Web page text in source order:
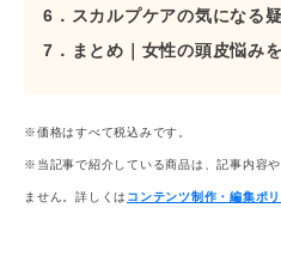
6．スカルプケアの気になる
7．まとめ｜女性の頭皮悩み
※価格はすべて税込みです。
※当記事で紹介している商品は、記事内容
ません。詳しくは コンテンツ制作・編集ポ